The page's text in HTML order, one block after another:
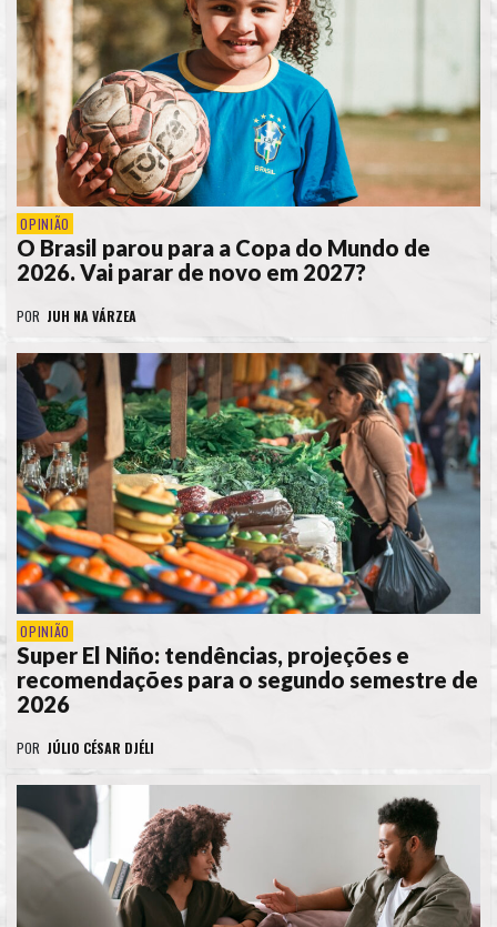
OPINIÃO
O Brasil parou para a Copa do Mundo de
2026. Vai parar de novo em 2027?
POR JUH NA VÁRZEA
OPINIÃO
Super El Niño: tendências, projeções e
recomendações para o segundo semestre de
2026
POR JÚLIO CÉSAR DJÉLI